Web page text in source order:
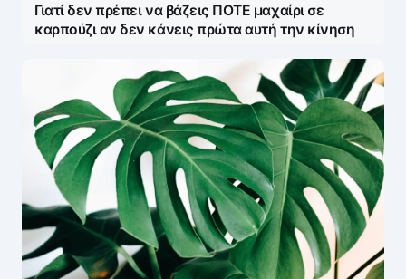
Γιατί δεν πρέπει να βάζεις ΠΟΤΕ μαχαίρι σε
καρπούζι αν δεν κάνεις πρώτα αυτή την κίνηση